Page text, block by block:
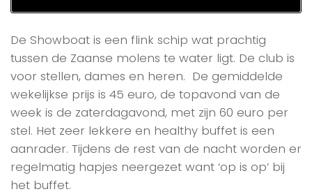
De Showboat is een flink schip wat prachtig
tussen de Zaanse molens te water ligt. De club is
voor stellen, dames en heren. De gemiddelde
wekelijkse prijs is 45 euro, de topavond van de
week is de zaterdagavond, met zijn 60 euro per
stel. Het zeer lekkere en healthy buffet is een
aanrader. Tijdens de rest van de nacht worden er
regelmatig hapjes neergezet want ‘op is op’ bij
het buffet.